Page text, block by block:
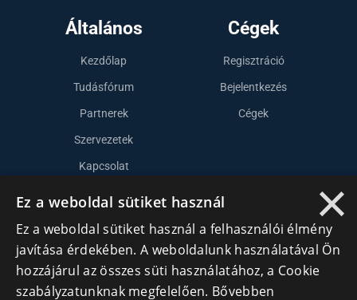
Általános
Kezdőlap
Tudásfórum
Partnerek
Szervezetek
Kapcsolat
Cégek
Regisztráció
Bejelentkezés
Cégek
Lépj kapcsolatba velünk
info@cegek.ro
+40 740 856 970
×
Ez a weboldal sütiket használ
Ez a weboldal sütiket használ a felhasználói élmény
javítása érdekében. A weboldalunk használatával Ön
hozzájárul az összes süti használatához, a Cookie
szabályzatunknak megfelelően. Bővebben